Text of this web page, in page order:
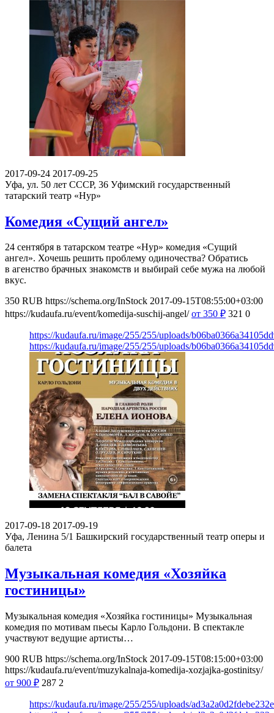
2017-09-24 2017-09-25
Уфа, ул. 50 лет СССР, 36 Уфимский государственный
татарский театр «Нур»
Комедия «Сущий ангел»
24 сентября в татарском театре «Нур» комедия «Сущий
ангел». Хочешь решить проблему одиночества? Обратись
в агенство брачных знакомств и выбирай себе мужа на любой
вкус.
350 RUB https://schema.org/InStock 2017-09-15T08:55:00+03:00
https://kudaufa.ru/event/komedija-suschij-angel/ от 350 ₽ 321 0
https://kudaufa.ru/image/255/255/uploads/
https://kudaufa.ru/image/255/255/uploads/
2017-09-18 2017-09-19
Уфа, Ленина 5/1 Башкирский государственный театр оперы и
балета
Музыкальная комедия «Хозяйка
гостиницы»
Музыкальная комедия «Хозяйка гостиницы» Музыкальная
комедия по мотивам пьесы Карло Гольдони. В спектакле
участвуют ведущие артисты…
900 RUB https://schema.org/InStock 2017-09-15T08:15:00+03:00
https://kudaufa.ru/event/muzykalnaja-komedija-xozjajka-gostinitsy/
от 900 ₽ 287 2
https://kudaufa.ru/image/255/255/uploads/